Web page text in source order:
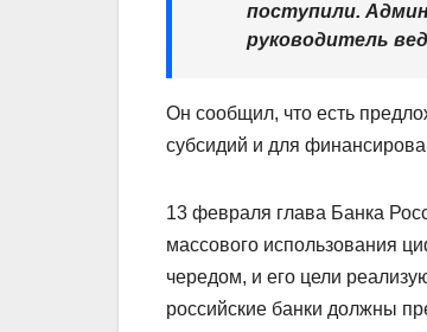
поступили.
руководитель
Он сообщил, что есть
субсидий и для
13 февраля глава Банка
массового использования
чередом, и его цели
российские банки должны